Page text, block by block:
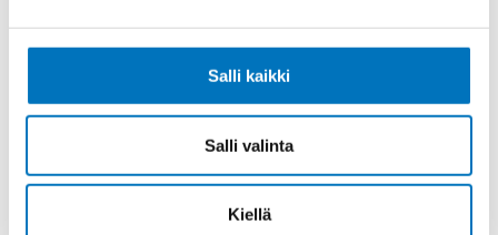
Salli kaikki
Salli valinta
Kiellä
Ketjukaapeli KAWEFLEX 6530 SK-
TP-C-PUR UL/CSA 10X2X0,5